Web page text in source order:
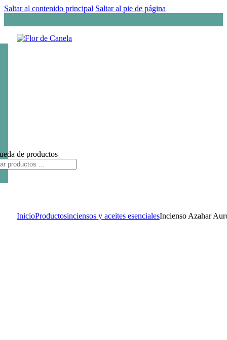
Saltar al contenido principal Saltar al pie de página
de productos
InicioProductosinciensos y aceites esencialesIncienso Azahar